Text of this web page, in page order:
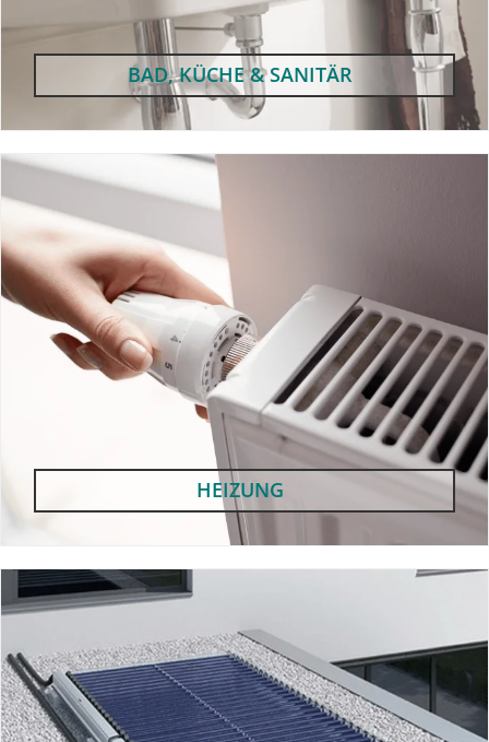
BAD, KÜCHE & SANITÄR
HEIZUNG